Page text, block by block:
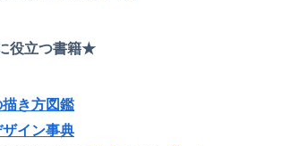
役立つ書籍★
き方図鑑
イン事典